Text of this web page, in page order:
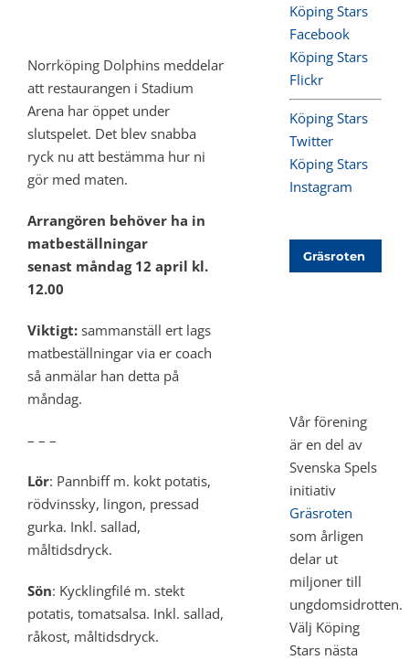
Norrköping Dolphins meddelar
att restaurangen i Stadium
Arena har öppet under
slutspelet. Det blev snabba
ryck nu att bestämma hur ni
gör med maten.
Arrangören behöver ha in
matbeställningar
senast måndag 12 april kl.
12.00
Viktigt: sammanställ ert lags
matbeställningar via er coach
så anmälar han detta på
måndag.
– – –
Lör: Pannbiff m. kokt potatis,
rödvinssky, lingon, pressad
gurka. Inkl. sallad,
måltidsdryck.
Sön: Kycklingfilé m. stekt
potatis, tomatsalsa. Inkl. sallad,
råkost, måltidsdryck.
Köping Stars
Facebook
Köping Stars
Flickr
Köping Stars
Twitter
Köping Stars
Instagram
Gräsroten
Vår förening
är en del av
Svenska Spels
initiativ
Gräsroten
som årligen
delar ut
miljoner till
ungdomsidrotten.
Välj Köping
Stars nästa